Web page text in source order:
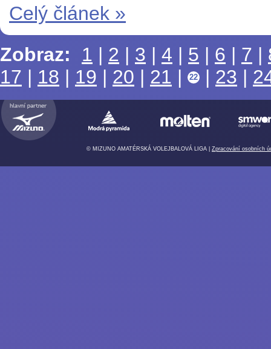
Celý článek »
Zobraz:
1 | 2 | 3 | 4 | 5 | 6 | 7 |
17 | 18 | 19 | 20 | 21 | 22 | 23 |
© MIZUNO AMATÉRSKÁ VOLEJBALOVÁ LIGA | Zpracování osobních